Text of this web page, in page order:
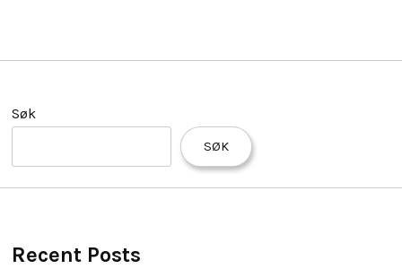
Søk
SØK
Recent Posts